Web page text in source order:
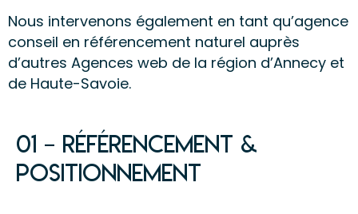
Nous intervenons également en tant qu’agence
conseil en référencement naturel auprès
d’autres Agences web de la région d’Annecy et
de Haute-Savoie.
01 – référencement &
positionnement